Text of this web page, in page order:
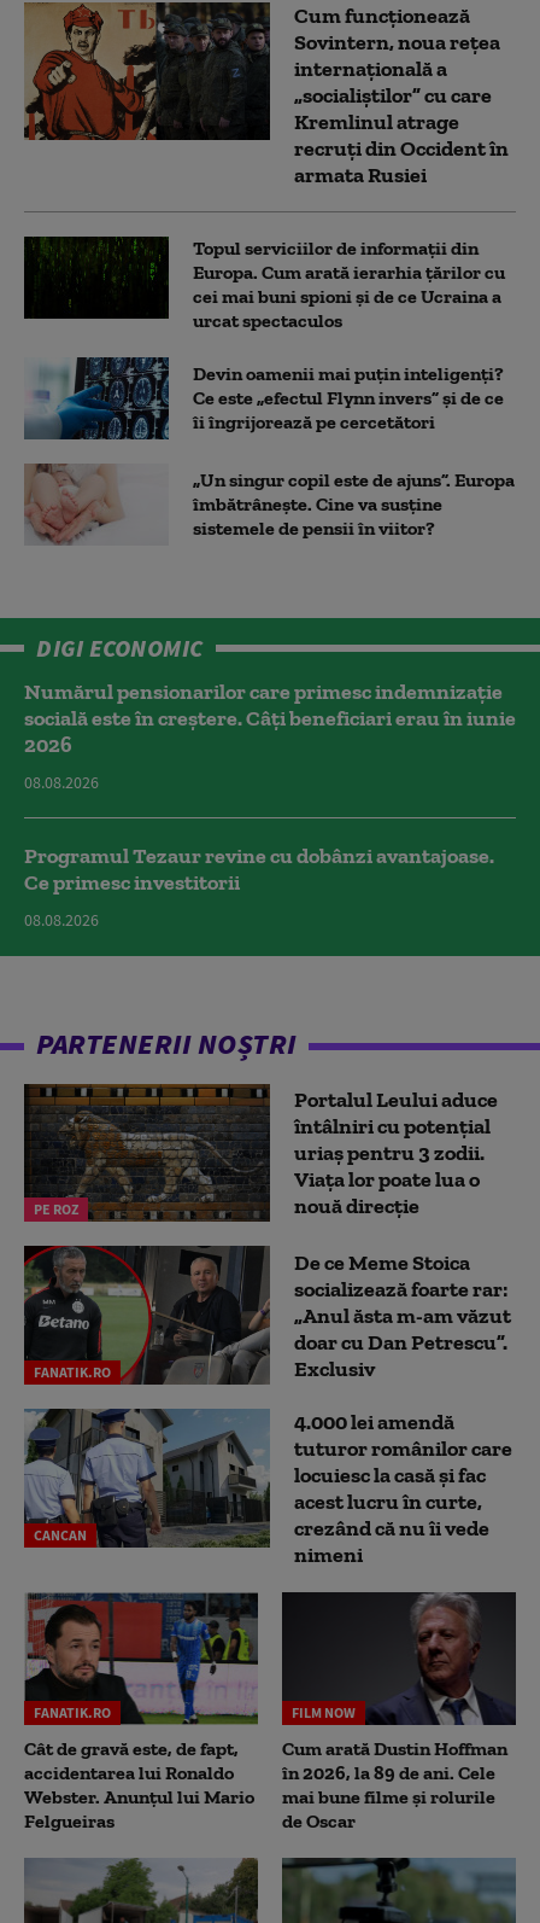
Cum funcționează
Sovintern, noua rețea
internațională a
„socialiștilor” cu care
Kremlinul atrage
recruți din Occident în
armata Rusiei
Topul serviciilor de informații din
Europa. Cum arată ierarhia țărilor cu
cei mai buni spioni și de ce Ucraina a
urcat spectaculos
Devin oamenii mai puțin inteligenți?
Ce este „efectul Flynn invers” și de ce
îi îngrijorează pe cercetători
„Un singur copil este de ajuns”. Europa
îmbătrânește. Cine va susține
sistemele de pensii în viitor?
DIGI ECONOMIC
Numărul pensionarilor care primesc indemnizaţie
socială este în creștere. Câți beneficiari erau în iunie
2026
08.08.2026
Programul Tezaur revine cu dobânzi avantajoase.
Ce primesc investitorii
08.08.2026
PARTENERII NOȘTRI
PE ROZ
Portalul Leului aduce
întâlniri cu potențial
uriaș pentru 3 zodii.
Viața lor poate lua o
nouă direcție
FANATIK.RO
De ce Meme Stoica
socializează foarte rar:
„Anul ăsta m-am văzut
doar cu Dan Petrescu”.
Exclusiv
CANCAN
4.000 lei amendă
tuturor românilor care
locuiesc la casă și fac
acest lucru în curte,
crezând că nu îi vede
nimeni
FANATIK.RO
Cât de gravă este, de fapt,
accidentarea lui Ronaldo
Webster. Anunțul lui Mario
Felgueiras
FILM NOW
Cum arată Dustin Hoffman
în 2026, la 89 de ani. Cele
mai bune filme și rolurile
de Oscar